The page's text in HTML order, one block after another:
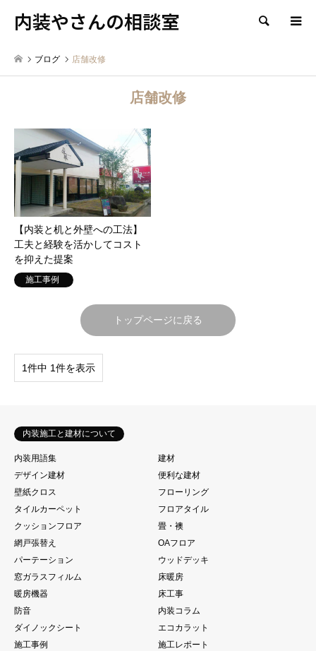
内装やさんの相談室 検索
ブログ 店舗改修
店舗改修
【内装と机と外壁への工法】
工夫と経験を活かしてコスト
を抑えた提案
施工事例
トップページに戻る
1件中 1件を表示
内装施工と建材について
内装用語集
建材
デザイン建材
便利な建材
壁紙クロス
フローリング
タイルカーペット
フロアタイル
クッションフロア
畳・襖
網戸張替え
OAフロア
パーテーション
ウッドデッキ
窓ガラスフィルム
床暖房
暖房機器
床工事
防音
内装コラム
ダイノックシート
エコカラット
施工事例
施工レポート